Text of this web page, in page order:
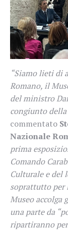
“Siamo lieti di
Romano, il
del ministro
congiunto
commentato
Nazionale
prima
Comando
Culturale e del
soprattutto per
Museo accolga
una parte da
ripartiranno